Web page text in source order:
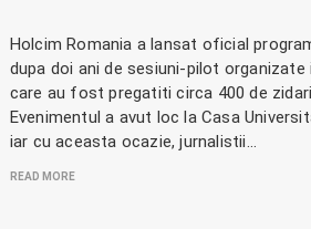
Holcim Romania a lansat oficial
dupa doi ani de sesiuni-pilot organizate
care au fost pregatiti circa 400 de
Evenimentul a avut loc la Casa
iar cu aceasta ocazie, jurnalistii…
READ MORE